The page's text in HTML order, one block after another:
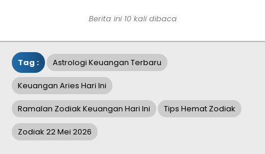
Berita ini 10 kali dibaca
Tag : Astrologi Keuangan Terbaru
Keuangan Aries Hari Ini
Ramalan Zodiak Keuangan Hari Ini Tips Hemat Zodiak
Zodiak 22 Mei 2026